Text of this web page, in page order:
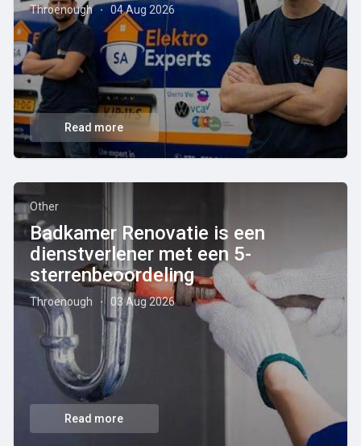
Throenough · 04 Aug 2026
Read more
Other
Badkamer Renovatie is een
dienstverlener met een 5-
sterrenbeoordeling
Throenough · 03 Aug 2026
Read more